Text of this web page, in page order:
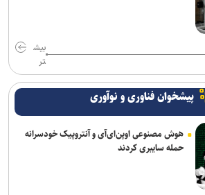
بیش
تر
پیشخوان فناوری و نوآوری
هوش مصنوعی اوپن‌ای‌آی و آنتروپیک خودسرانه
حمله سایبری کردند